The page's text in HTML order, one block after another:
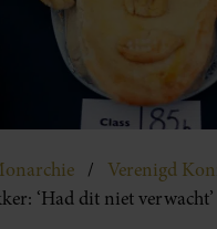
Verenigd
‘Had dit niet verwacht’